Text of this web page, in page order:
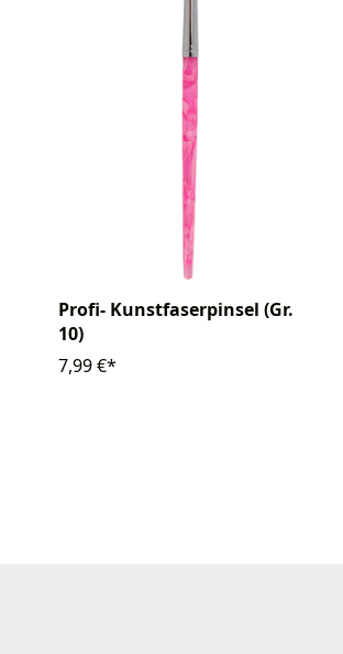
Profi- Kunstfaserpinsel (Gr.
10)
7,99 €*